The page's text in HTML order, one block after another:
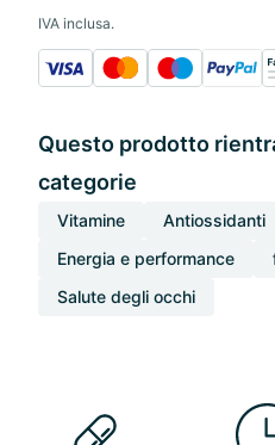
IVA inclusa.
Questo prodotto
categorie
Vitamine
Antiossidanti
Energia e performance
Salute degli occhi